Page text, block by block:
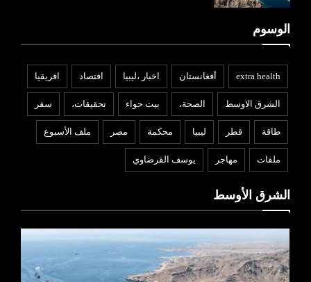
الوسوم
extra health أفغانستان اخبار ،ليبيا افتصاد افريقيا
الشرق الاوسط الصحة، بيت حواء تحقيقات، سفر
طاقة قطر ليبيا محكمة مصر ملف الأسبوع
ملفات مهاجر يوسف القرضاوي
الشرق الأوسط